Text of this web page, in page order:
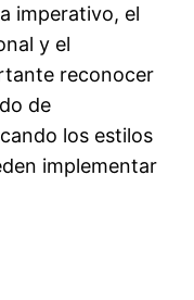
imperativo, el
y el
reconocer
de
los estilos
implementar